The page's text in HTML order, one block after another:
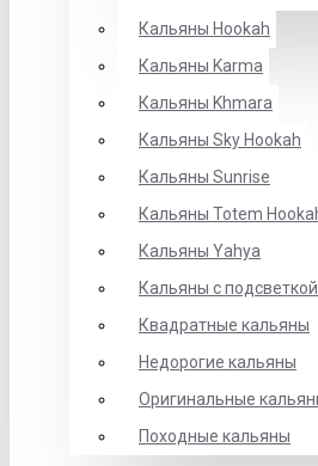
Кальяны Hookah
Кальяны Karma
Кальяны Khmara
Кальяны Sky Hookah
Кальяны Sunrise
Кальяны Totem
Кальяны Yahya
Кальяны с подсветкой
Квадратные кальяны
Недорогие кальяны
Оригинальные
Походные кальяны